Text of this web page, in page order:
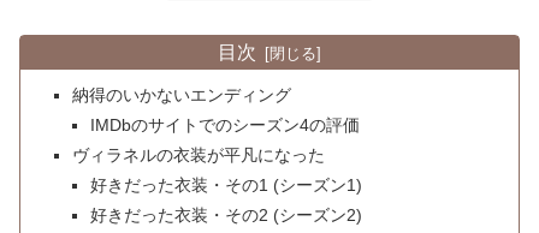
目次
納得のいかないエンディング
IMDbのサイトでのシーズン4の評価
ヴィラネルの衣装が平凡になった
好きだった衣装・その1 (シーズン1)
好きだった衣装・その2 (シーズン2)